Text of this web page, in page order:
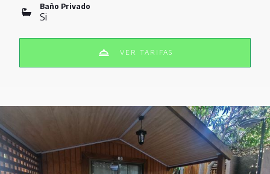
Baño Privado
Si
VER TARIFAS